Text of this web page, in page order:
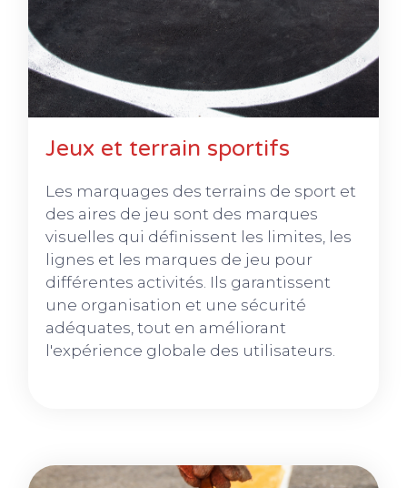
Jeux et terrain sportifs
Les marquages des terrains de sport et
des aires de jeu sont des marques
visuelles qui définissent les limites, les
lignes et les marques de jeu pour
différentes activités. Ils garantissent
une organisation et une sécurité
adéquates, tout en améliorant
l'expérience globale des utilisateurs.